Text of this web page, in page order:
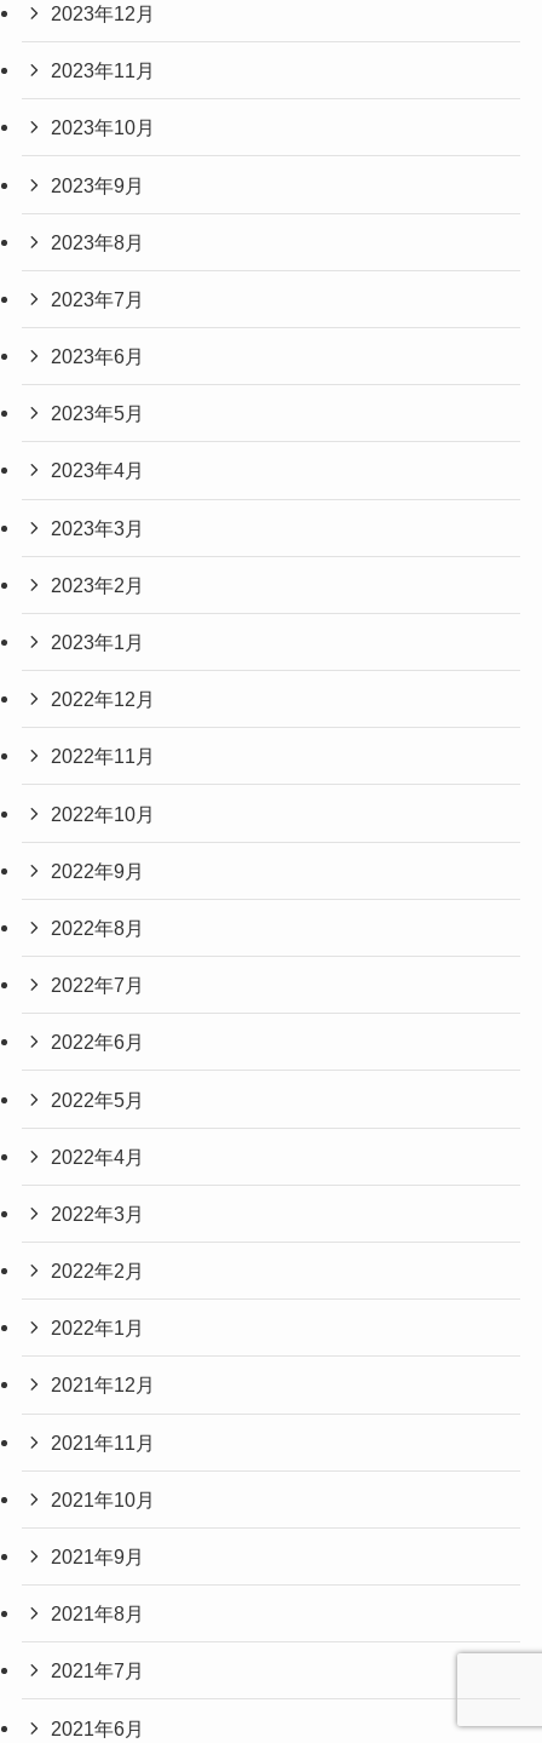
2023年12月
2023年11月
2023年10月
2023年9月
2023年8月
2023年7月
2023年6月
2023年5月
2023年4月
2023年3月
2023年2月
2023年1月
2022年12月
2022年11月
2022年10月
2022年9月
2022年8月
2022年7月
2022年6月
2022年5月
2022年4月
2022年3月
2022年2月
2022年1月
2021年12月
2021年11月
2021年10月
2021年9月
2021年8月
2021年7月
2021年6月